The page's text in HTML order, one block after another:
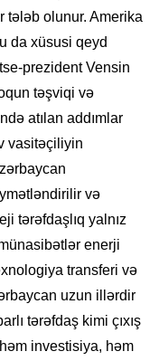
tələb olunur. Amerika
da xüsusi qeyd
prezident Vensin
təşviqi və
atılan addımlar
vasitəçiliyin
və
tərəfdaşlıq yalnız
enerji
transferi və
uzun illərdir
tərəfdaş kimi çıxış
investisiya, həm